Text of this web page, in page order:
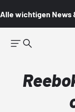
Alle wichtigen News